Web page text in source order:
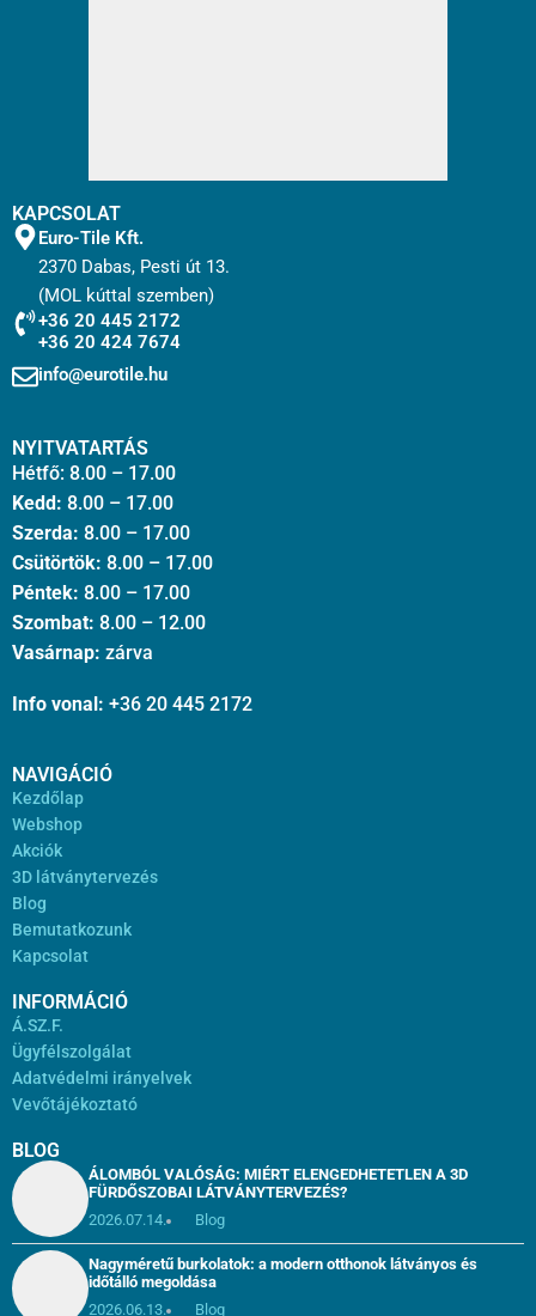
KAPCSOLAT
Euro-Tile Kft.
2370 Dabas, Pesti út 13.
(MOL kúttal szemben)
+36 20 445 2172
+36 20 424 7674
info@eurotile.hu
NYITVATARTÁS
Hétfő: 8.00 – 17.00
Kedd: 8.00 – 17.00
Szerda: 8.00 – 17.00
Csütörtök: 8.00 – 17.00
Péntek: 8.00 – 17.00
Szombat: 8.00 – 12.00
Vasárnap: zárva
Info vonal: +36 20 445 2172
NAVIGÁCIÓ
Kezdőlap
Webshop
Akciók
3D látványtervezés
Blog
Bemutatkozunk
Kapcsolat
INFORMÁCIÓ
Á.SZ.F.
Ügyfélszolgálat
Adatvédelmi irányelvek
Vevőtájékoztató
BLOG
ÁLOMBÓL VALÓSÁG: MIÉRT ELENGEDHETETLEN A 3D
FÜRDŐSZOBAI LÁTVÁNYTERVEZÉS?
2026.07.14.
Blog
Nagyméretű burkolatok: a modern otthonok látványos és
időtálló megoldása
2026.06.13.
Blog